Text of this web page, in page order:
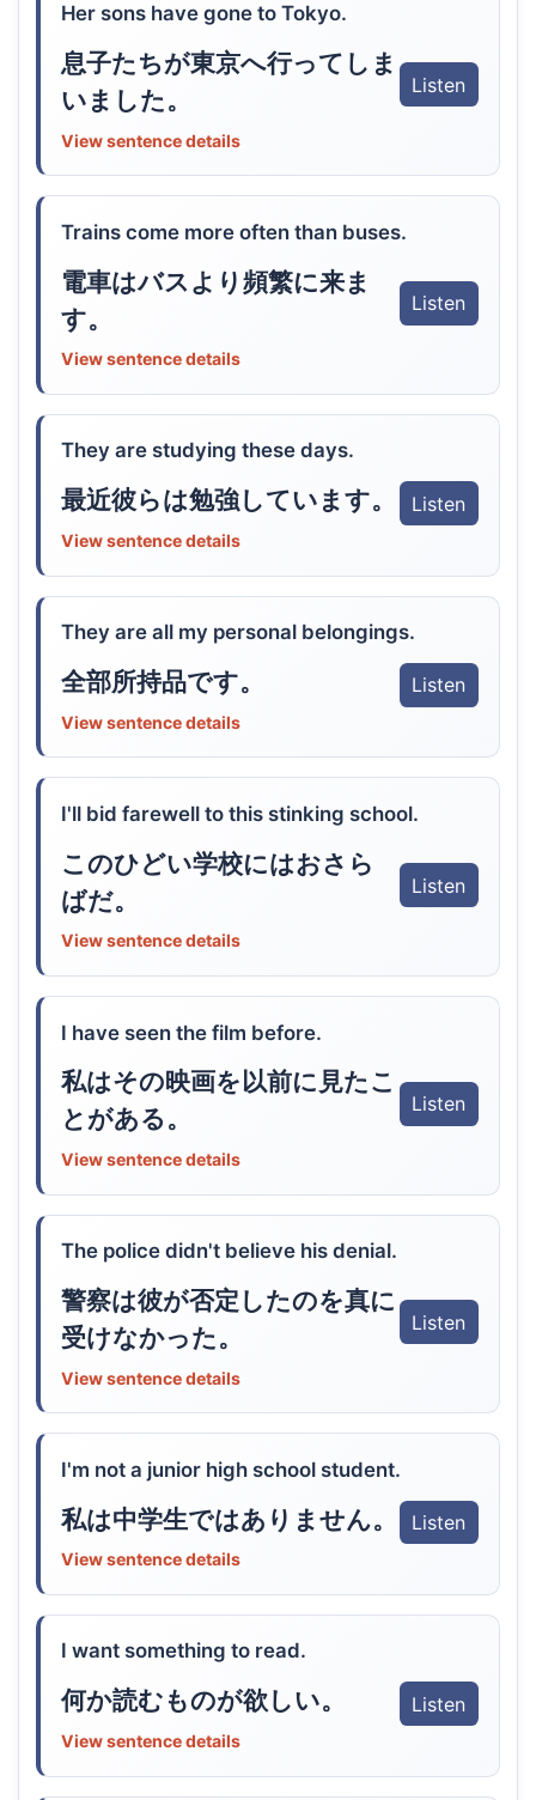
Her sons have gone to Tokyo.
息子たちが東京へ行ってしま
いました。
Listen
View sentence details
Trains come more often than buses.
電車はバスより頻繁に来ま
す。
Listen
View sentence details
They are studying these days.
最近彼らは勉強しています。 Listen
View sentence details
They are all my personal belongings.
全部所持品です。 Listen
View sentence details
I'll bid farewell to this stinking school.
このひどい学校にはおさら
ばだ。
Listen
View sentence details
I have seen the film before.
私はその映画を以前に見たこ
とがある。
Listen
View sentence details
The police didn't believe his denial.
警察は彼が否定したのを真に
受けなかった。
Listen
View sentence details
I'm not a junior high school student.
私は中学生ではありません。 Listen
View sentence details
I want something to read.
何か読むものが欲しい。 Listen
View sentence details